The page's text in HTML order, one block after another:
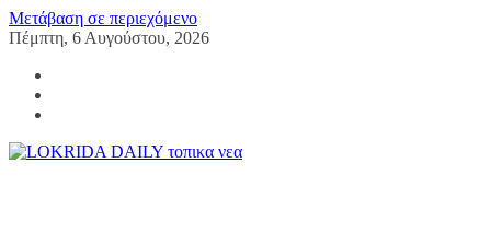
Μετάβαση σε περιεχόμενο
Πέμπτη, 6 Αυγούστου, 2026